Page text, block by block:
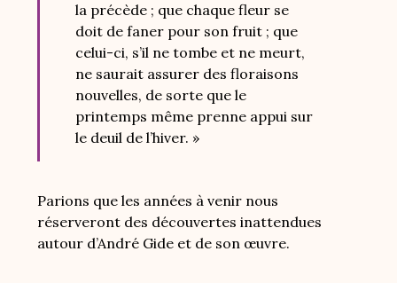
la précède ; que chaque fleur se
doit de faner pour son fruit ; que
celui-ci, s’il ne tombe et ne meurt,
ne saurait assurer des floraisons
nouvelles, de sorte que le
printemps même prenne appui sur
le deuil de l’hiver. »
Parions que les années à venir nous
réserveront des découvertes inattendues
autour d’André Gide et de son œuvre.